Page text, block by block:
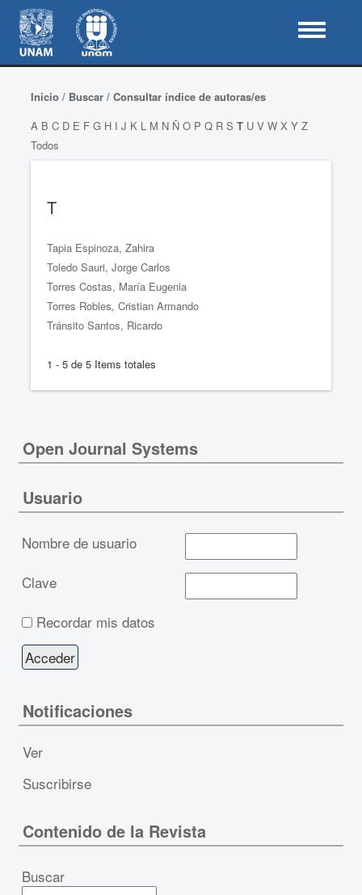
Inicio/ Buscar/ Consultar índice de autoras/es
A B C D E F G H I J K L M N Ñ O P Q R S T U V W X Y Z
Todos
T
Tapia Espinoza, Zahira
Toledo Sauri, Jorge Carlos
Torres Costas, María Eugenia
Torres Robles, Cristian Armando
Tránsito Santos, Ricardo
1 - 5 de 5 Items totales
Open Journal Systems
Usuario
Nombre de usuario
Clave
Recordar mis datos
Notificaciones
Ver
Suscribirse
Contenido de la Revista
Buscar